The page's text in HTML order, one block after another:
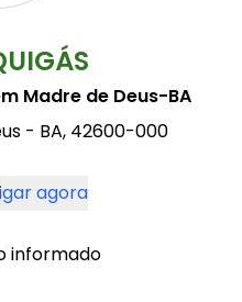
Madre de Deus-BA
- BA, 42600-000
agora
informado